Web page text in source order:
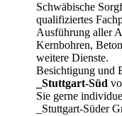
Schwäbische
qualifiziertes
Ausführung aller
Kernbohren,
weitere Dienste.
Besichtigung und
_Stuttgart-Süd
Sie gerne
_Stuttgart-Süder